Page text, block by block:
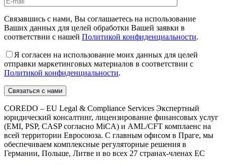
Связавшись с нами, Вы соглашаетесь на использование
Ваших данных для целей обработки Вашей заявки в
соответствии с нашей Политикой конфиденциальности.
Я согласен на использование моих данных для целей
отправки маркетинговых материалов в соответствии с
Политикой конфиденциальности.
COREDO – EU Legal & Compliance Services Экспертный
юридический консалтинг, лицензирование финансовых услуг
(EMI, PSP, CASP согласно MiCA) и AML/CFT комплаенс на
всей территории Евросоюза. С главным офисом в Праге, мы
обеспечиваем комплексные регуляторные решения в
Германии, Польше, Литве и во всех 27 странах-членах ЕС